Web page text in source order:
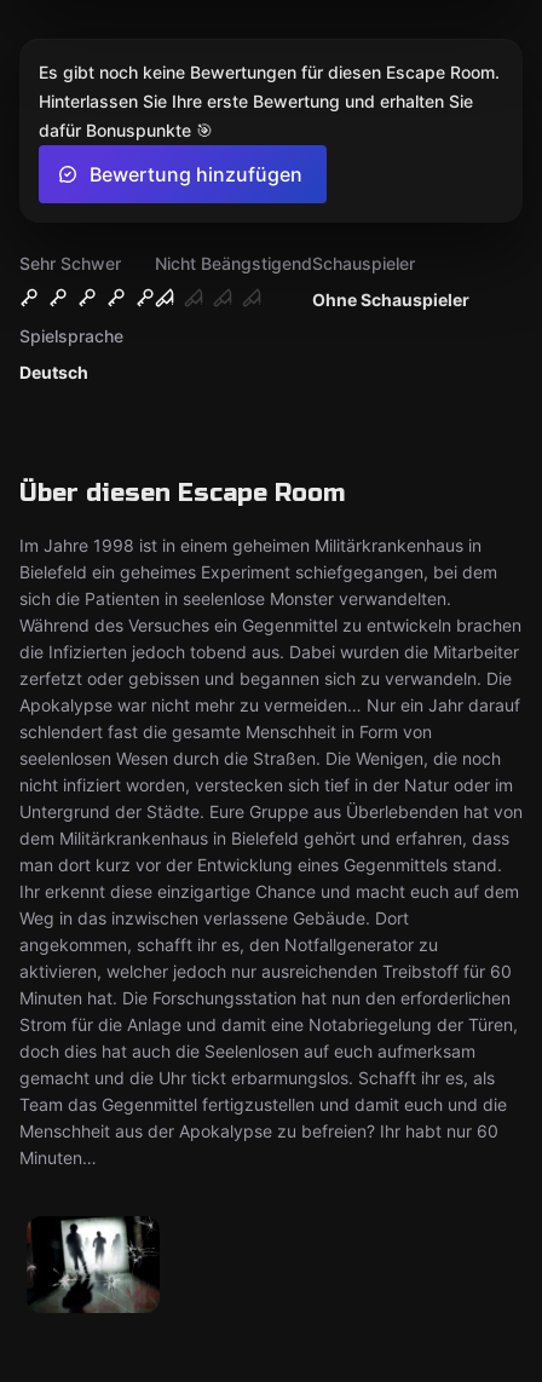
Sehr Schwer
Nicht Beängstigend
Ohne Schauspieler
Schauspieler
Deutsch
Spielsprache
Über diesen Escape Room
Im Jahre 1998 ist in einem geheimen Militärkrankenhaus in
Bielefeld ein geheimes Experiment schiefgegangen, bei dem
sich die Patienten in seelenlose Monster verwandelten.
Während des Versuches ein Gegenmittel zu entwickeln brachen
die Infizierten jedoch tobend aus. Dabei wurden die Mitarbeiter
zerfetzt oder gebissen und begannen sich zu verwandeln. Die
Apokalypse war nicht mehr zu vermeiden… Nur ein Jahr darauf
schlendert fast die gesamte Menschheit in Form von
seelenlosen Wesen durch die Straßen. Die Wenigen, die noch
nicht infiziert worden, verstecken sich tief in der Natur oder im
Untergrund der Städte. Eure Gruppe aus Überlebenden hat von
dem Militärkrankenhaus in Bielefeld gehört und erfahren, dass
man dort kurz vor der Entwicklung eines Gegenmittels stand.
Ihr erkennt diese einzigartige Chance und macht euch auf dem
Weg in das inzwischen verlassene Gebäude. Dort
angekommen, schafft ihr es, den Notfallgenerator zu
aktivieren, welcher jedoch nur ausreichenden Treibstoff für 60
Minuten hat. Die Forschungsstation hat nun den erforderlichen
Strom für die Anlage und damit eine Notabriegelung der Türen,
doch dies hat auch die Seelenlosen auf euch aufmerksam
gemacht und die Uhr tickt erbarmungslos. Schafft ihr es, als
Team das Gegenmittel fertigzustellen und damit euch und die
Menschheit aus der Apokalypse zu befreien? Ihr habt nur 60
Minuten…
Es gibt noch keine Bewertungen für diesen Escape Room.
Hinterlassen Sie Ihre erste Bewertung und erhalten Sie
dafür Bonuspunkte 🎯
Bewertung hinzufügen